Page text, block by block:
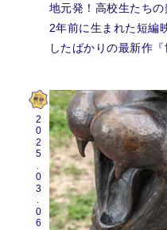
地元発！高校生たち
2年前に生まれた短編
したばかりの最新作
2025.03.06